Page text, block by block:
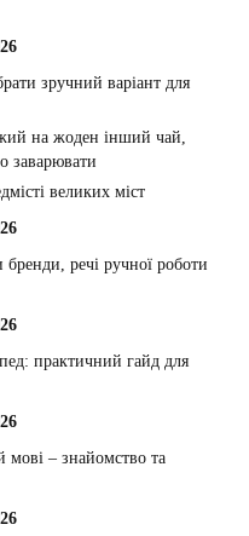
зручний варіант для
на жоден інший чай,
заварювати
великих міст
речі ручної роботи
практичний гайд для
мові – знайомство та